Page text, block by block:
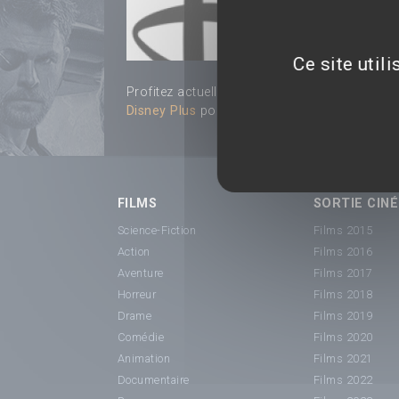
Profitez actuellement d'une offre
Disney Plus pour 2,82€/mois.
FILMS
Science-Fiction
Action
Aventure
Horreur
Drame
Comédie
Animation
Documentaire
SORTIE CINÉ
Films 2015
Films 2016
Films 2017
Films 2018
Films 2019
Films 2020
Films 2021
Films 2022
Ce site